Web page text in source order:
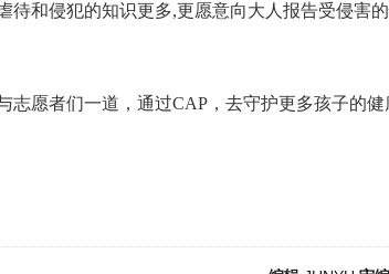
待和侵犯的知识更多,更愿意向大人报告受侵害
志愿者们一道，通过CAP，去守护更多孩子的健